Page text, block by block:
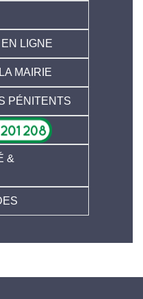
LIGNE
MAIRIE
PÉNITENTS
&